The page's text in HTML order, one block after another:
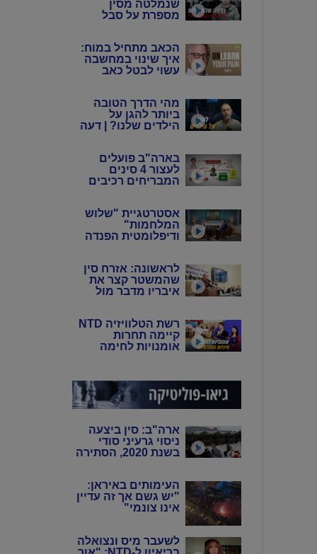
שנמלטה מסין
מספרת על סבל
הקומוניסטי הסיני
הכאב מתחיל במוח:
איך שינוי במחשבה
עשוי לבטל כאב
מהי הדרך הטובה
ביותר להגן על
הילדים שלנו? | דעה
בארה"ב פועלים
לעצור 4 סינים
המבריחים רכיבים
באיראן
אסטרטגיית "שלוש
המלחמות"
ודיפלומטית הפנדה
לראשונה: אזרח סין
שהמשטר קצר את
איבריו מדבר מול
רשת הטלוויזיה NTD
קיימה תחרות
אומנויות לחימה
ארה"ב: סין ביצעה
ניסוי גרעיני סודי
בשנת 2020, הסתירה
מערכות הניטור
העימותים באיראן:
"יש גשם אך זה עדיין
אינו צונמי"
לשעבר מיס ונצואלה